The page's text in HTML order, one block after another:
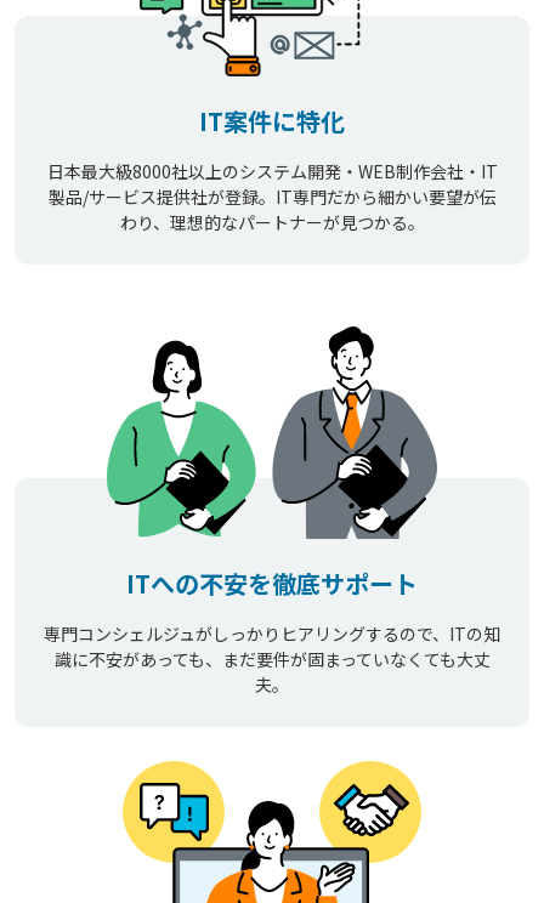
IT案件に特化
日本最大級8000社以上のシステム開発・WEB制作会社・IT
製品/サービス提供社が登録。IT専門だから細かい要望が伝
わり、理想的なパートナーが見つかる。
ITへの不安を徹底サポート
専門コンシェルジュがしっかりヒアリングするので、ITの知
識に不安があっても、まだ要件が固まっていなくても大丈
夫。